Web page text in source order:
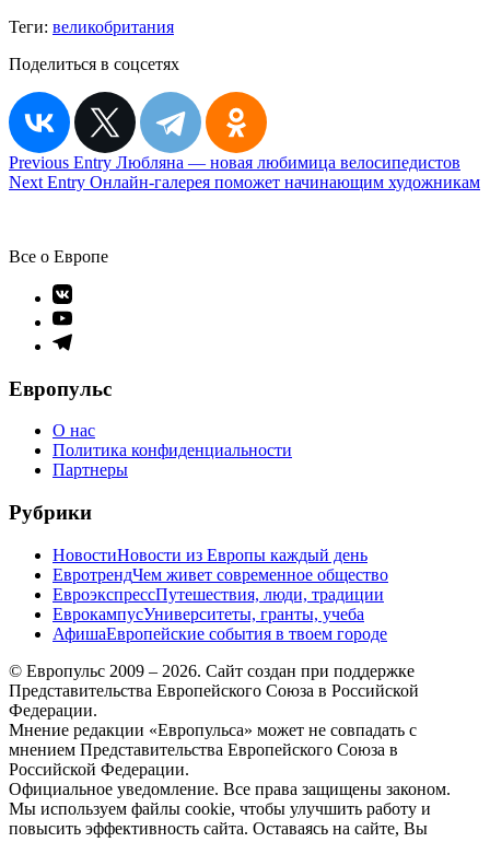
Теги: великобритания
Поделиться в соцсетях
Навигация
по
Previous Entry Любляна — новая любимица велосипедистов
Next Entry Онлайн-галерея поможет начинающим художникам
Все о Европе
Элемент
меню
Элемент
меню
Элемент
Европульс
О нас
Политика конфиденциальности
Партнеры
Рубрики
НовостиНовости из Европы каждый день
ЕвротрендЧем живет современное общество
ЕвроэкспрессПутешествия, люди, традиции
ЕврокампусУниверситеты, гранты, учеба
АфишаЕвропейские события в твоем городе
© Европульс 2009 – 2026. Сайт создан при поддержке
Представительства Европейского Союза в Российской
Федерации.
Мнение редакции «Европульса» может не совпадать с
мнением Представительства Европейского Союза в
Российской Федерации.
Официальное уведомление. Все права защищены законом.
Мы используем файлы cookie, чтобы улучшить работу и
повысить эффективность сайта. Оставаясь на сайте, Вы